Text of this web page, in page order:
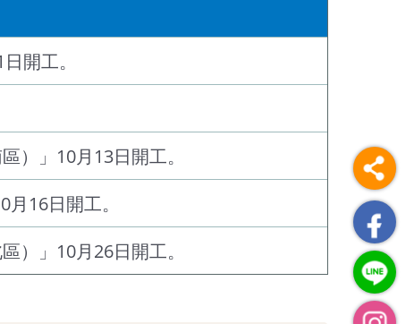
開工。
）」10月13日開工。
16日開工。
）」10月26日開工。